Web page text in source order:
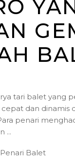
tari balet yang
dan
penari
Penari Balet